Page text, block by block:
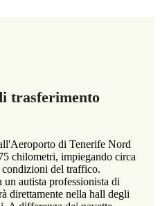
trasferimento
di Tenerife Nord
chilometri, impiegando circa
condizioni del traffico.
autista professionista di
direttamente nella hall degli